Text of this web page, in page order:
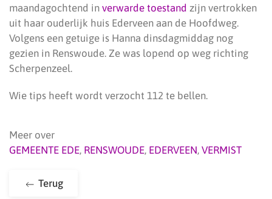
maandagochtend in verwarde toestand zijn vertrokken
uit haar ouderlijk huis Ederveen aan de Hoofdweg.
Volgens een getuige is Hanna dinsdagmiddag nog
gezien in Renswoude. Ze was lopend op weg richting
Scherpenzeel.
Wie tips heeft wordt verzocht 112 te bellen.
Meer over
GEMEENTE EDE, RENSWOUDE, EDERVEEN, VERMIST
Terug